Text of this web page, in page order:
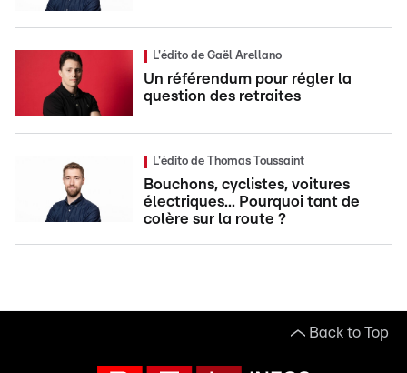
L'édito de Gaël Arellano
Un référendum pour régler la
question des retraites
L'édito de Thomas Toussaint
Bouchons, cyclistes, voitures
électriques... Pourquoi tant de
colère sur la route ?
Back to Top